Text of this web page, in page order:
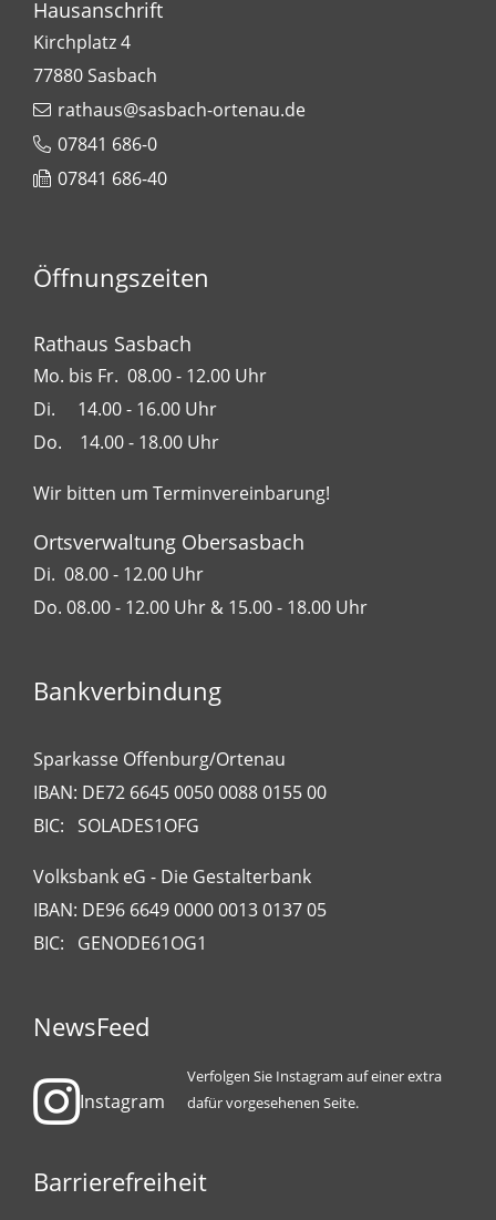
Hausanschrift
Kirchplatz 4
77880Sasbach
rathaus@sasbach-ortenau.de
07841 686-0
07841 686-40
Öffnungszeiten
Rathaus Sasbach
Mo. bis Fr. 08.00 - 12.00 Uhr
Di. 14.00 - 16.00 Uhr
Do. 14.00 - 18.00 Uhr
Wir bitten um Terminvereinbarung!
Ortsverwaltung Obersasbach
Di. 08.00 - 12.00 Uhr
Do. 08.00 - 12.00 Uhr & 15.00 - 18.00 Uhr
Bankverbindung
Sparkasse Offenburg/Ortenau
IBAN: DE72 6645 0050 0088 0155 00
BIC: SOLADES1OFG
Volksbank eG - Die Gestalterbank
IBAN: DE96 6649 0000 0013 0137 05
BIC: GENODE61OG1
NewsFeed
Instagram
Verfolgen Sie Instagram auf einer extra
dafür vorgesehenen Seite.
Barrierefreiheit